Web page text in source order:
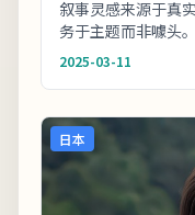
叙事灵感来源于真
务于主题而非噱头
副歌与剧情高潮同
较...
2025-03-11
日本